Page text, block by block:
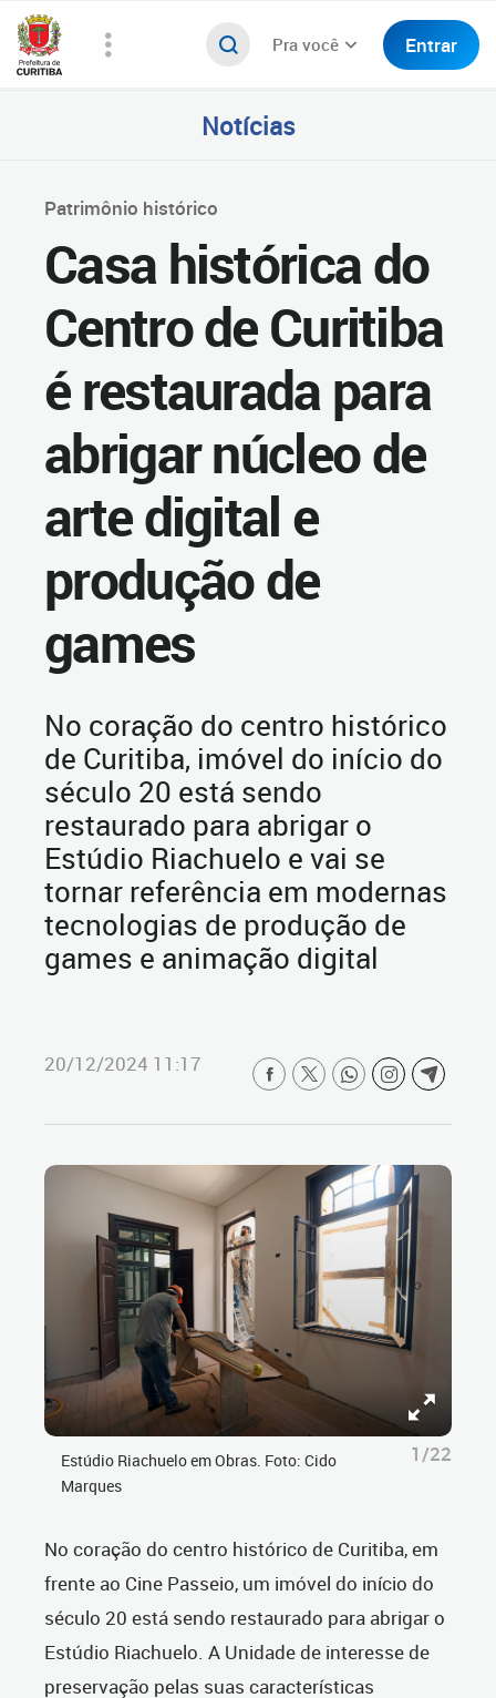
Pra você Entrar
Notícias
Patrimônio histórico
Casa histórica do
Centro de Curitiba
é restaurada para
abrigar núcleo de
arte digital e
produção de
games
No coração do centro histórico
de Curitiba, imóvel do início do
século 20 está sendo
restaurado para abrigar o
Estúdio Riachuelo e vai se
tornar referência em modernas
tecnologias de produção de
games e animação digital
20/12/2024 11:17
Estúdio Riachuelo em Obras. Foto: Cido
Marques
1/22
No coração do centro histórico de Curitiba, em
frente ao Cine Passeio, um imóvel do início do
século 20 está sendo restaurado para abrigar o
Estúdio Riachuelo. A Unidade de interesse de
preservação pelas suas características